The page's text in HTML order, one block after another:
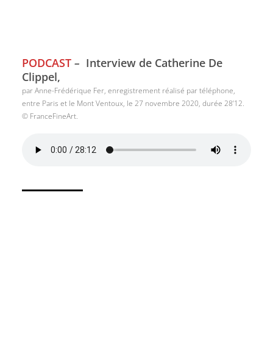
PODCAST – Interview de Catherine De
Clippel,
par Anne-Frédérique Fer, enregistrement réalisé par téléphone,
entre Paris et le Mont Ventoux, le 27 novembre 2020, durée 28’12.
© FranceFineArt.